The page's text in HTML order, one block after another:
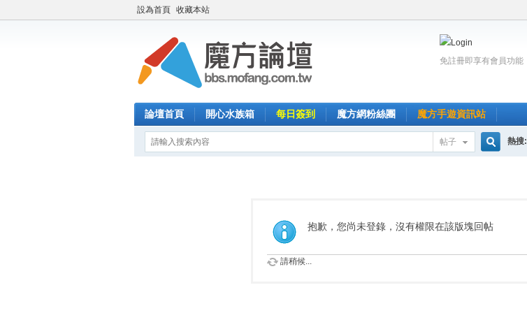
設為首頁 收藏本站
免註冊即享有會員功能
論壇首頁 開心水族箱 每日簽到 魔方網粉絲團 魔方手遊資訊站
帖子
索
熱搜:
抱歉，您尚未登錄，沒有權限在該版塊回帖
請稍候...